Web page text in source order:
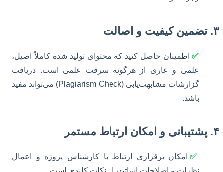
۳. تضمین کیفیت و اصالت
✅ اطمینان حاصل کنید که محتوای تولید شده کاملاً اصیل،
علمی و عاری از هرگونه سرقت علمی است. دریافت
گزارشات مشابهت‌یابی (Plagiarism Check) می‌تواند مفید
باشد.
۴. پشتیبانی و امکان ارتباط مستمر
✅امکان برقراری ارتباط با کارشناس پروژه و اعمال